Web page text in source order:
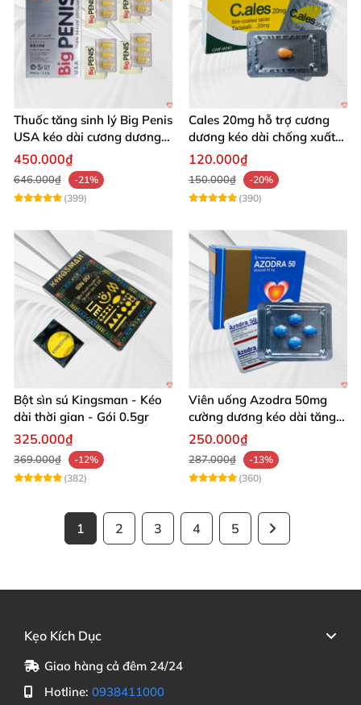
Thuốc tăng sinh lý Big Penis
USA kéo dài cương dương
chống xuất tinh sớm
450.000₫
646.000₫
-21%
(399)
Cales 20mg hỗ trợ cương
dương kéo dài chống xuất
tinh sớm thành phần
120.000₫
150.000₫
-20%
(390)
Bột sìn sú Kingsman - Kéo
dài thời gian - Gói 0.5gr
325.000₫
369.000₫
-12%
(382)
Viên uống Azodra 50mg
cường dương kéo dài tăng
sinh lý nam
250.000₫
287.000₫
-13%
(360)
1 2 3 4 5
Kẹo Kích Dục
Giao hàng cả đêm 24/24
Hotline: 0938411000